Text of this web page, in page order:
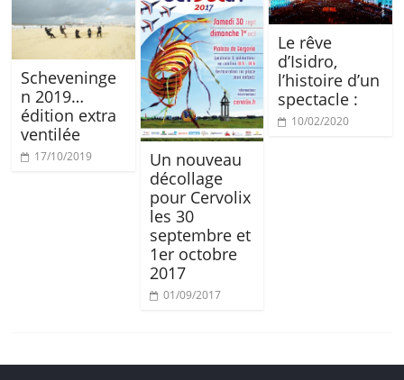
Scheveninge
n 2019…
édition extra
ventilée
17/10/2019
Un nouveau
décollage
pour Cervolix
les 30
septembre et
1er octobre
2017
01/09/2017
Le rêve
d’Isidro,
l’histoire d’un
spectacle :
10/02/2020